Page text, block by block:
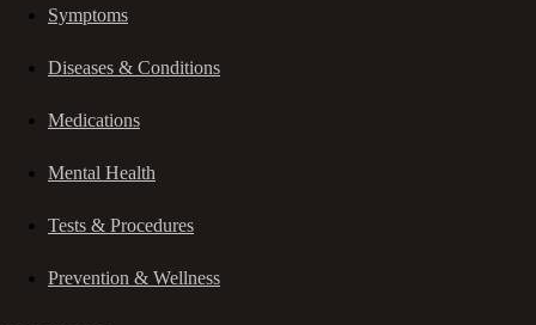
Symptoms
Diseases & Conditions
Medications
Mental Health
Tests & Procedures
Prevention & Wellness